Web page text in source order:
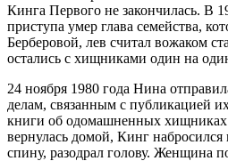
Кинга Первого не закончилась. В
приступа умер глава семейства,
Берберовой, лев считал вожаком
остались с хищниками один на
24 ноября 1980 года Нина
делам, связанным с публикацией
книги об одомашненных хищниках.
вернулась домой, Кинг набросился
спину, разодрал голову. Женщина